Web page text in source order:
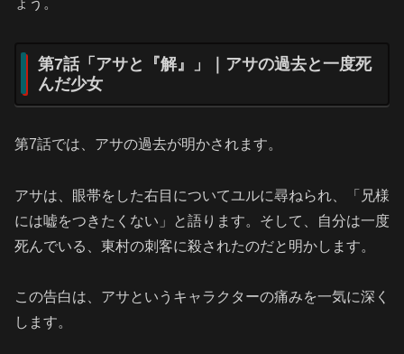
ょう。
第7話「アサと『解』」｜アサの過去と一度死
んだ少女
第7話では、アサの過去が明かされます。
アサは、眼帯をした右目についてユルに尋ねられ、「兄様
には嘘をつきたくない」と語ります。そして、自分は一度
死んでいる、東村の刺客に殺されたのだと明かします。
この告白は、アサというキャラクターの痛みを一気に深く
します。